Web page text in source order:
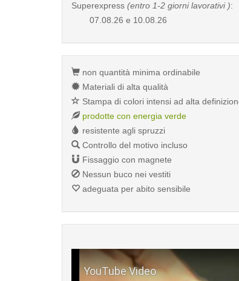
Superexpress (entro 1-2 giorni lavorativi ):
07.08.26 e 10.08.26
non quantità minima ordinabile
Materiali di alta qualità
Stampa di colori intensi ad alta
prodotte con energia verde
resistente agli spruzzi
Controllo del motivo incluso
Fissaggio con magnete
Nessun buco nei vestiti
adeguata per abito sensibile